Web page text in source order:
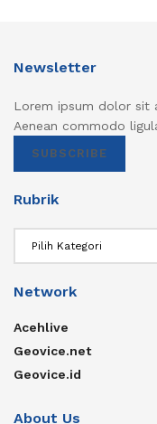
Newsletter
Lorem ipsum dolor sit
Aenean commodo
SUBSCRIBE
Rubrik
Network
Acehlive
Geovice.net
Geovice.id
About Us